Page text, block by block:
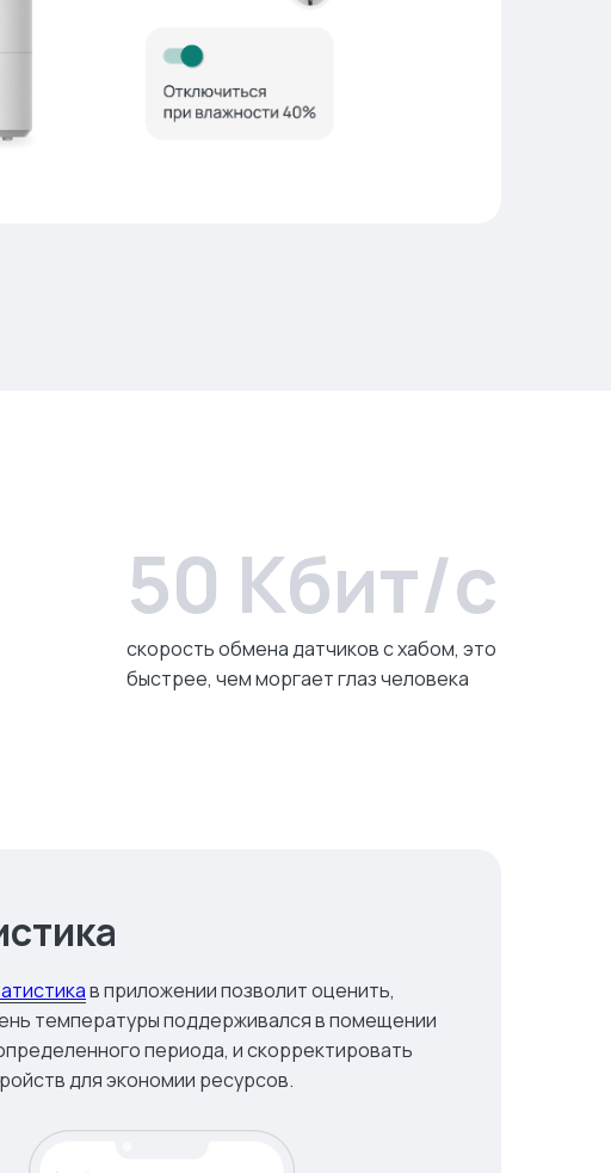
в приложении позволит оценить,
температуры поддерживался в помещении
периода, и скорректировать
для экономии ресурсов.
50 Кбит/с
скорость обмена датчиков c хабом, это
быстрее, чем моргает глаз человека